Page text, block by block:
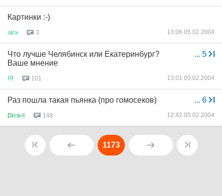
Картинки :-)
аiск 3 13:06 05.02.2004
... 5
Что лучше Челябинск или Екатеринбург?
Ваше мнение
Я! 101 13:01 05.02.2004
... 6
Раз пошла такая пьянка (про гомосеков)
Diеsеl 148 12:42 05.02.2004
1173